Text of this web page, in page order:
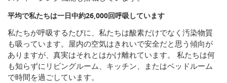
平均で私たちは一日中約26,000回呼吸しています
私たちが呼吸するたびに、私たちは酸素だけでなく汚染物質
も吸っています。屋内の空気はきれいで安全だと思う傾向が
ありますが、真実はそれとはかけ離れています。 私たちは何
も知らずにリビングルーム、キッチン、またはベッドルーム
で時間を過ごしています。